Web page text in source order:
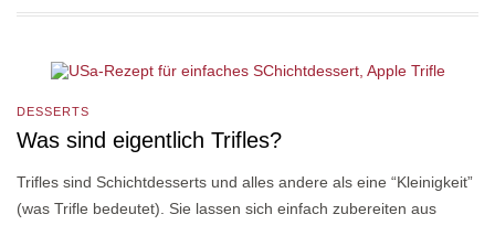
DESSERTS
Was sind eigentlich Trifles?
Trifles sind Schichtdesserts und alles andere als eine “Kleinigkeit”
(was Trifle bedeutet). Sie lassen sich einfach zubereiten aus